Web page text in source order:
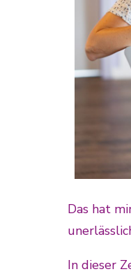
Das hat
In dieser